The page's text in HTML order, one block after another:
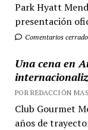
Park Hyatt
presentación
Comentarios
Una cena en
POR REDACCIÓN
Club Gourmet
años de